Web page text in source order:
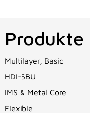
Produkte
Multilayer, Basic
HDI-SBU
IMS & Metal Core
Flexible